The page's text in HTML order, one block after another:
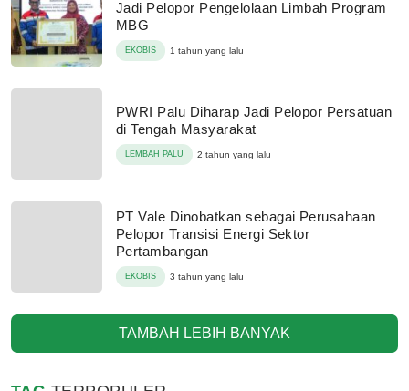
Jadi Pelopor Pengelolaan Limbah Program
MBG
EKOBIS 1 tahun yang lalu
PWRI Palu Diharap Jadi Pelopor Persatuan
di Tengah Masyarakat
LEMBAH PALU 2 tahun yang lalu
PT Vale Dinobatkan sebagai Perusahaan
Pelopor Transisi Energi Sektor
Pertambangan
EKOBIS 3 tahun yang lalu
TAMBAH LEBIH BANYAK